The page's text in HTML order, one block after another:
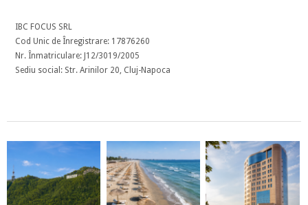
IBC FOCUS SRL
Cod Unic de Înregistrare: 17876260
Nr. Înmatriculare: J12/3019/2005
Sediu social: Str. Arinilor 20, Cluj-Napoca